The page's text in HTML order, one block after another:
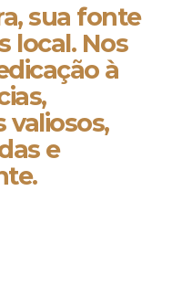
sua fonte
local. Nos
à
e